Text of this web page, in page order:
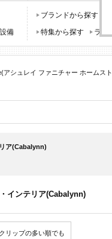
備
ブランドから探す
特集から探す
ラン
アシュレイ ファニチャー ホームス
ア(Cabalynn)
インテリア(Cabalynn)
クリップの多い順でも